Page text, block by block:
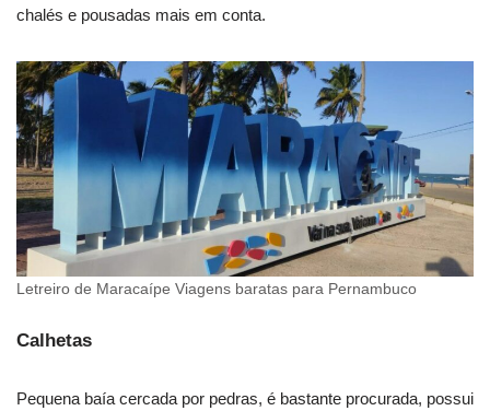
chalés e pousadas mais em conta.
Letreiro de Maracaípe Viagens baratas para Pernambuco
Calhetas
Pequena baía cercada por pedras, é bastante procurada, possui